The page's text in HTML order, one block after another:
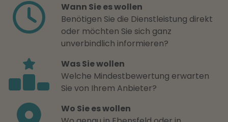
Wann Sie es wollen
Benötigen Sie die Dienstleistung direkt
oder möchten Sie sich ganz
unverbindlich informieren?
Was Sie wollen
Welche Mindestbewertung erwarten
Sie von Ihrem Anbieter?
Wo Sie es wollen